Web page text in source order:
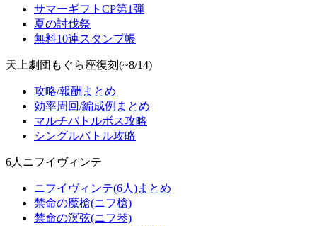
サマーギフトCP第1弾
夏の討伐祭
無料10連スタンプ帳
天上劇団もぐら座復刻(~8/14)
攻略/報酬まとめ
効率周回/編成例まとめ
マルチバトルボス攻略
シングルバトル攻略
6人ニフイヴィンテ
ニフイヴィンテ(6人)まとめ
禁命の魔槍(ニフ槍)
禁命の溟弦(ニフ琴)